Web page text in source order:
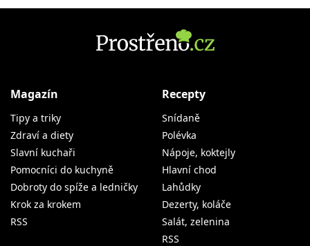
Magazín
Tipy a triky
Zdraví a diety
Slavní kuchaři
Pomocníci do kuchyně
Dobroty do spíže a ledničky
Krok za krokem
RSS
Recepty
Snídaně
Polévka
Nápoje, koktejly
Hlavní chod
Lahůdky
Dezerty, koláče
Salát, zelenina
RSS